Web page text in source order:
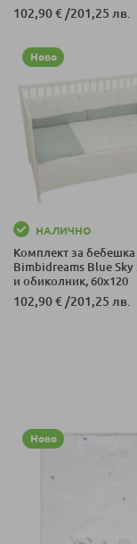
102,90 € /201,25 лв.
Ново
НАЛИЧНО
Комплект за
Bimbidreams Blue Sky
и обиколник, 60x120
102,90 € /201,25 лв.
Ново